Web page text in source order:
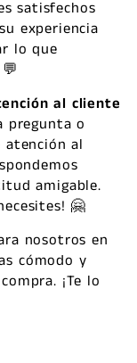
satisfechos
experiencia
lo que
al cliente
pregunta o
atención al
amigable.
🤗
nosotros en
cómodo y
¡Te lo